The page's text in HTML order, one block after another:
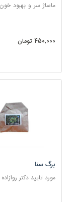
ماساژ سر و بهبود
450,000 تومان
برگ سنا
مورد تایید دکتر روازاده